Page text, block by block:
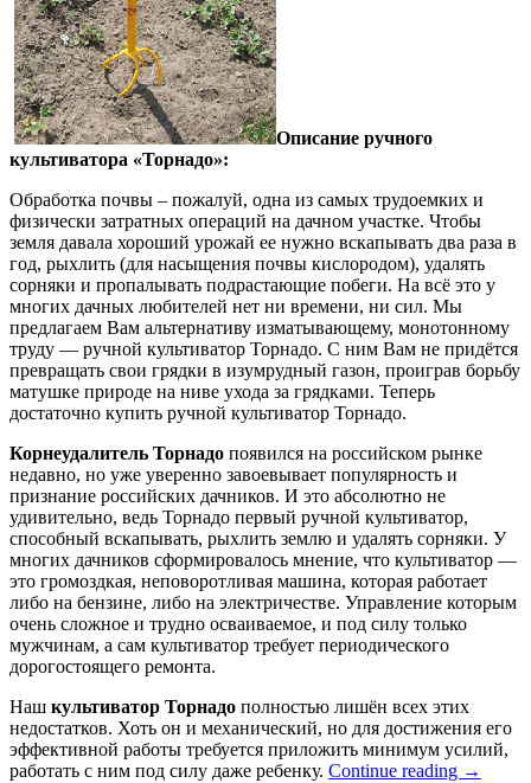
Описание ручного
культиватора «Торнадо»:
Обработка почвы – пожалуй, одна из самых трудоемких и
физически затратных операций на дачном участке. Чтобы
земля давала хороший урожай ее нужно вскапывать два раза в
год, рыхлить (для насыщения почвы кислородом), удалять
сорняки и пропалывать подрастающие побеги. На всё это у
многих дачных любителей нет ни времени, ни сил. Мы
предлагаем Вам альтернативу изматывающему, монотонному
труду — ручной культиватор Торнадо. С ним Вам не придётся
превращать свои грядки в изумрудный газон, проиграв борьбу
матушке природе на ниве ухода за грядками. Теперь
достаточно купить ручной культиватор Торнадо.
Корнеудалитель Торнадо появился на российском рынке
недавно, но уже уверенно завоевывает популярность и
признание российских дачников. И это абсолютно не
удивительно, ведь Торнадо первый ручной культиватор,
способный вскапывать, рыхлить землю и удалять сорняки. У
многих дачников сформировалось мнение, что культиватор —
это громоздкая, неповоротливая машина, которая работает
либо на бензине, либо на электричестве. Управление которым
очень сложное и трудно осваиваемое, и под силу только
мужчинам, а сам культиватор требует периодического
дорогостоящего ремонта.
Наш культиватор Торнадо полностью лишён всех этих
недостатков. Хоть он и механический, но для достижения его
эффективной работы требуется приложить минимум усилий,
работать с ним под силу даже ребенку. Continue reading →